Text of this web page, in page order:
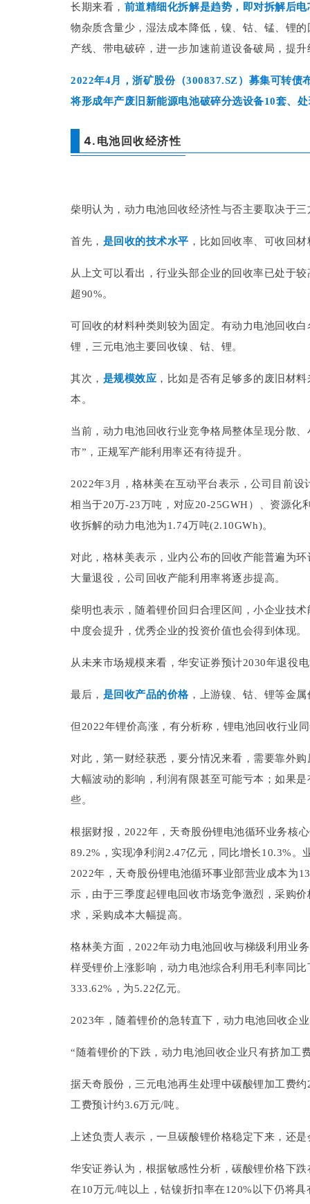
长期来看， 前道精细化拆解是趋势，即对拆解后
物杂质含量少，湿法成本降低，镍、钴、锰、锂
产线、带电破碎，进一步加速前道设备破局，提升
2022年4月，浙矿股份（300837.SZ）募集可转
将形成年产废旧新能源电池破碎分选设备10套、
4.电池回收经济性
柴明认为，动力电池回收经济性与否主要取决于三
首先， 是回收的技术水平 ，比如回收率、可收回
从上文可以看出，行业头部企业的回收率已处于
超90%。
可回收的材料种类则较为固定。有动力电池回收
锂，三元电池主要回收镍、钴、锂。
其次， 是规模效应 ，比如是否有足够多的废旧材
本。
当前，动力电池回收行业竞争格局整体呈现分散
市”，正规军产能利用率还有待提升。
2022年3月，格林美在互动平台表示，公司目前
相当于20万-23万吨，对应20-25GWH）、资源化
收拆解的动力电池为1.74万吨(2.10GWh)。
对此，格林美表示，业内公布的回收产能普遍为
大量退役，公司回收产能利用率将逐步提高。
柴明也表示，随着锂价回归合理区间，小企业技
中度会提升，优秀企业的投资价值也会得到体现。
从未来市场规模来看，华安证券预计2030年退役
最后， 是回收产品的价格 ，上游镍、钴、锂等金
但2022年锂价高涨，有分析称，锂电池回收行业
对此，第一财经获悉，要分情况来看，需要靠外
大幅波动的影响，利润有限甚至可能亏本；如果
些。
根据财报，2022年，天奇股份锂电池循环业务核
89.2%，实现净利润2.47亿元，同比增长10.3%。
2022年，天奇股份锂电池循环事业部营业成本为
示，由于三季度起锂电回收市场竞争激烈，采购
求，采购成本大幅提高。
格林美方面，2022年动力电池回收与梯级利用业
样受锂价上涨影响，动力电池综合利用毛利率同
333.62%，为5.22亿元。
2023年，随着锂价的急转直下，动力电池回收企
“随着锂价的下跌，动力电池回收企业只有挤加工
据天奇股份，三元电池再生处理中碳酸锂加工费
工费预计约3.6万元/吨。
上述负责人表示，一旦碳酸锂价格稳定下来，还
华安证券认为，根据敏感性分析，碳酸锂价格下
在10万元/吨以上，钴镍折扣率在120%以下仍将